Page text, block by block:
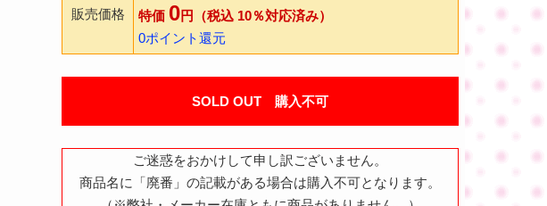
販売価格 特価 0円（税込 10％対応済み）
0ポイント還元
SOLD OUT 購入不可
ご迷惑をおかけして申し訳ございません。
商品名に「廃番」の記載がある場合は購入不可となります。